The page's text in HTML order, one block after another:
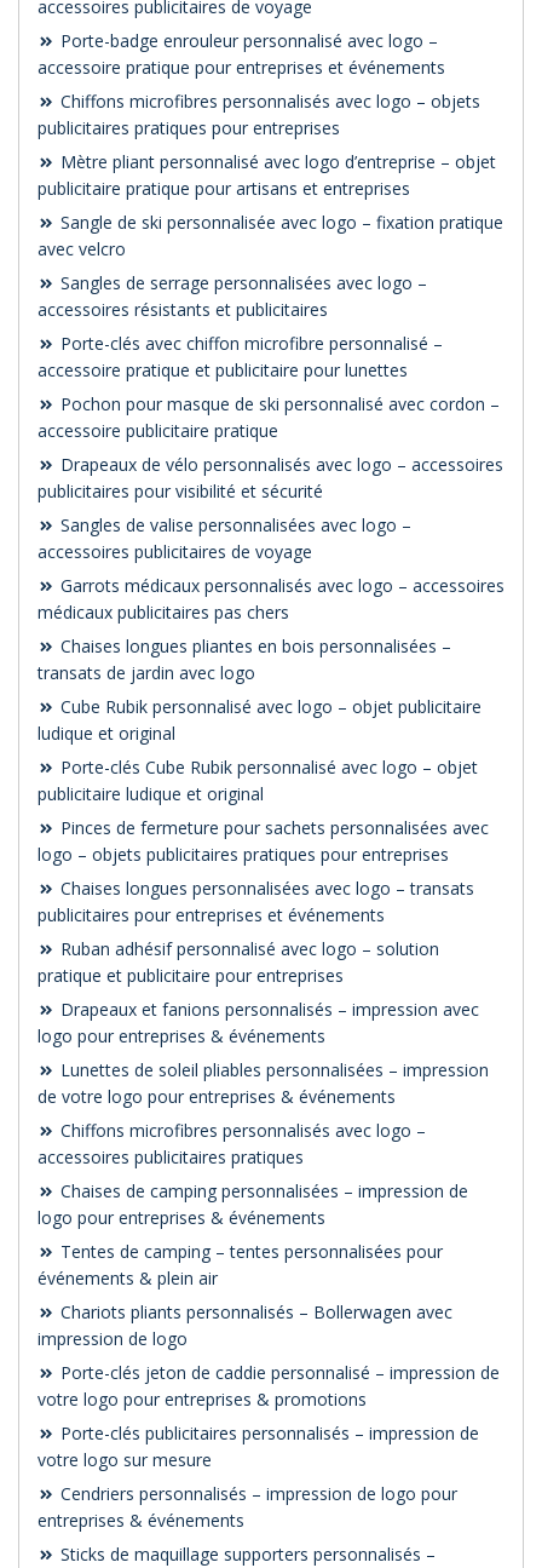
accessoires publicitaires de voyage
Porte-badge enrouleur personnalisé avec logo –
accessoire pratique pour entreprises et événements
Chiffons microfibres personnalisés avec logo – objets
publicitaires pratiques pour entreprises
Mètre pliant personnalisé avec logo d’entreprise – objet
publicitaire pratique pour artisans et entreprises
Sangle de ski personnalisée avec logo – fixation pratique
avec velcro
Sangles de serrage personnalisées avec logo –
accessoires résistants et publicitaires
Porte-clés avec chiffon microfibre personnalisé –
accessoire pratique et publicitaire pour lunettes
Pochon pour masque de ski personnalisé avec cordon –
accessoire publicitaire pratique
Drapeaux de vélo personnalisés avec logo – accessoires
publicitaires pour visibilité et sécurité
Sangles de valise personnalisées avec logo –
accessoires publicitaires de voyage
Garrots médicaux personnalisés avec logo – accessoires
médicaux publicitaires pas chers
Chaises longues pliantes en bois personnalisées –
transats de jardin avec logo
Cube Rubik personnalisé avec logo – objet publicitaire
ludique et original
Porte-clés Cube Rubik personnalisé avec logo – objet
publicitaire ludique et original
Pinces de fermeture pour sachets personnalisées avec
logo – objets publicitaires pratiques pour entreprises
Chaises longues personnalisées avec logo – transats
publicitaires pour entreprises et événements
Ruban adhésif personnalisé avec logo – solution
pratique et publicitaire pour entreprises
Drapeaux et fanions personnalisés – impression avec
logo pour entreprises & événements
Lunettes de soleil pliables personnalisées – impression
de votre logo pour entreprises & événements
Chiffons microfibres personnalisés avec logo –
accessoires publicitaires pratiques
Chaises de camping personnalisées – impression de
logo pour entreprises & événements
Tentes de camping – tentes personnalisées pour
événements & plein air
Chariots pliants personnalisés – Bollerwagen avec
impression de logo
Porte-clés jeton de caddie personnalisé – impression de
votre logo pour entreprises & promotions
Porte-clés publicitaires personnalisés – impression de
votre logo sur mesure
Cendriers personnalisés – impression de logo pour
entreprises & événements
Sticks de maquillage supporters personnalisés –